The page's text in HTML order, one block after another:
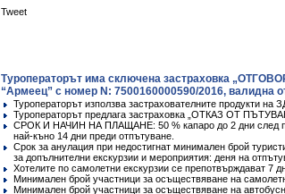
Tweet
Туроператорът има сключена застраховка
“Армеец” с номер N: 7500160000590/2016, валидна
Туроператорът използва застрахователните продукти на
Туроператорът предлага застраховка „ОТКАЗ ОТ
СРОК И НАЧИН НА ПЛАЩАНЕ: 50 % капаро до 2 дни след
най-къно 14 дни преди отпътуване.
Срок за анулация при недостигнат минимален брой
за допълнителни екскурзии и мероприятия: деня на
Хотелите по самолетни екскурзии се препотвърждават 7
Минимален брой участници за осъществяване на
Минимален брой участници за осъществяване на